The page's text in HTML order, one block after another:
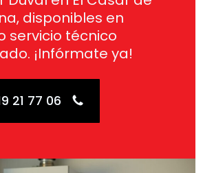
disponibles en
servicio técnico
¡Infórmate ya!
21 77 06